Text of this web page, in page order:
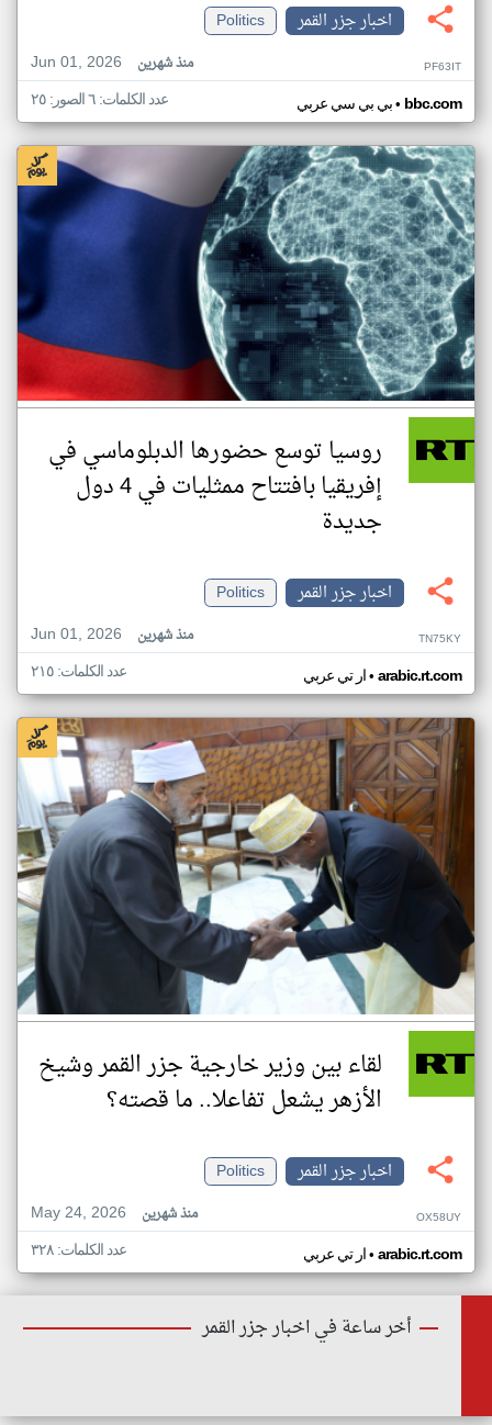
اخبار جزر القمر
Politics
Jun 01, 2026
منذ شهرين PF63IT
بي بي سي عربي• bbc.com عدد الكلمات: ٦ الصور: ٢٥
روسيا توسع حضورها الدبلوماسي في
إفريقيا بافتتاح ممثليات في 4 دول
جديدة
اخبار جزر القمر
Politics
Jun 01, 2026
منذ شهرين TN75KY
ار تي عربي• arabic.rt.com عدد الكلمات: ٢١٥
لقاء بين وزير خارجية جزر القمر وشيخ
الأزهر يشعل تفاعلا.. ما قصته؟
اخبار جزر القمر
Politics
May 24, 2026
منذ شهرين OX58UY
ار تي عربي• arabic.rt.com عدد الكلمات: ٣٢٨
أخر ساعة في اخبار جزر القمر